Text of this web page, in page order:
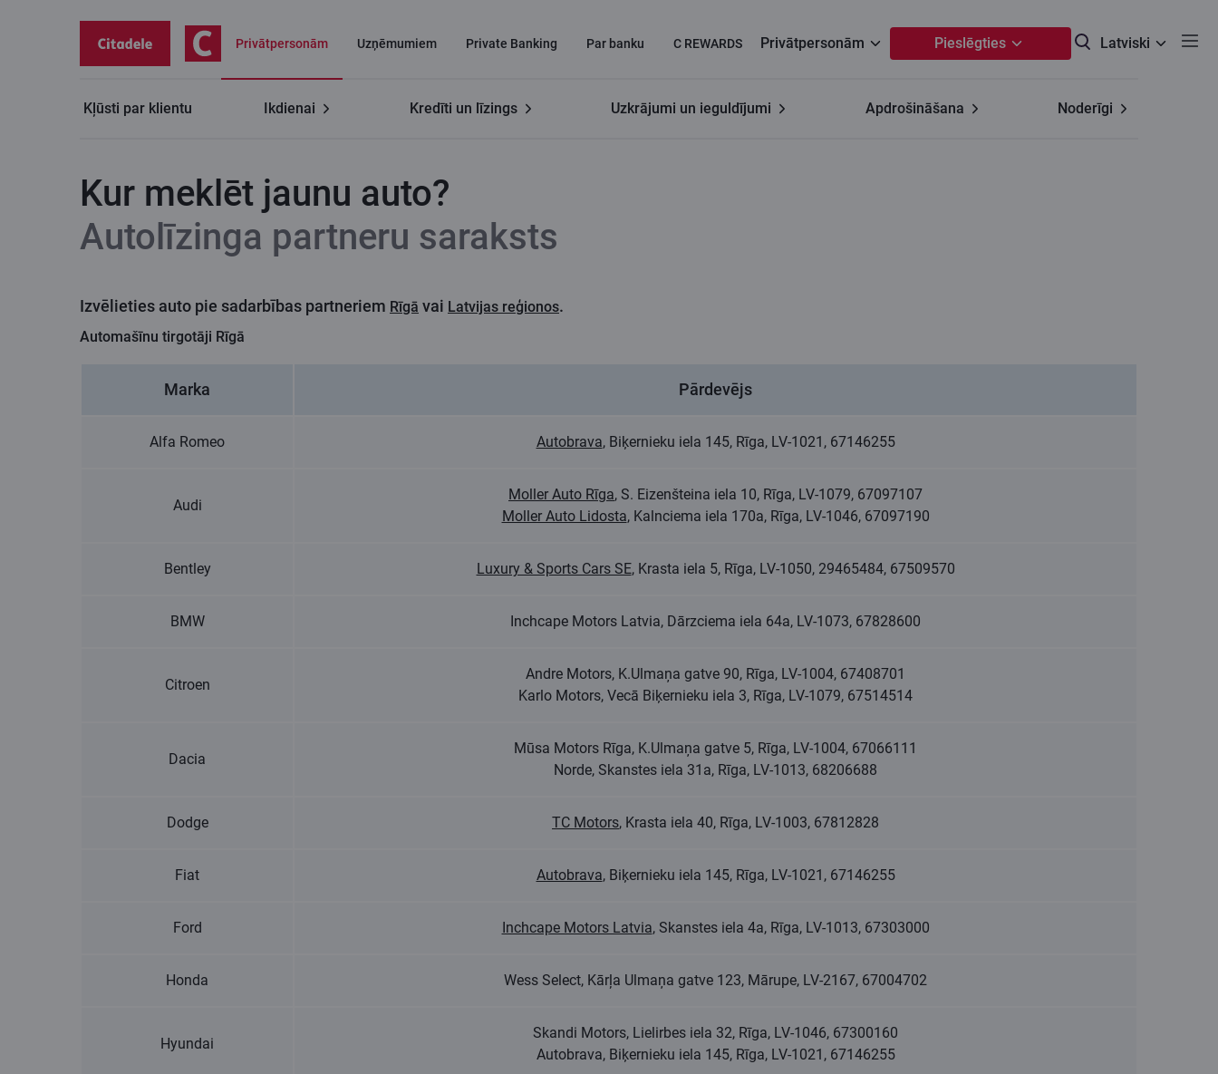
Privātpersonām Uzņēmumiem Private Banking Par banku C REWARDS Privātpersonām Pieslēgties Latviski
Kļūsti par klientu Ikdienai Kredīti un līzings Uzkrājumi un ieguldījumi Apdrošināšana Noderīgi
Kur meklēt jaunu auto?
Autolīzinga partneru saraksts
Izvēlieties auto pie sadarbības partneriem Rīgā vai Latvijas reģionos.
Automašīnu tirgotāji Rīgā
Marka Pārdevējs
Alfa Romeo Autobrava, Biķernieku iela 145, Rīga, LV-1021, 67146255
Audi
Moller Auto Rīga, S. Eizenšteina iela 10, Rīga, LV-1079, 67097107
Moller Auto Lidosta, Kalnciema iela 170a, Rīga, LV-1046, 67097190
Bentley Luxury & Sports Cars SE, Krasta iela 5, Rīga, LV-1050, 29465484, 67509570
BMW Inchcape Motors Latvia, Dārzciema iela 64a, LV-1073, 67828600
Citroen
Andre Motors, K.Ulmaņa gatve 90, Rīga, LV-1004, 67408701
Karlo Motors, Vecā Biķernieku iela 3, Rīga, LV-1079, 67514514
Dacia
Mūsa Motors Rīga, K.Ulmaņa gatve 5, Rīga, LV-1004, 67066111
Norde, Skanstes iela 31a, Rīga, LV-1013, 68206688
Dodge TC Motors, Krasta iela 40, Rīga, LV-1003, 67812828
Fiat Autobrava, Biķernieku iela 145, Rīga, LV-1021, 67146255
Ford Inchcape Motors Latvia, Skanstes iela 4a, Rīga, LV-1013, 67303000
Honda Wess Select, Kārļa Ulmaņa gatve 123, Mārupe, LV-2167, 67004702
Hyundai
Skandi Motors, Lielirbes iela 32, Rīga, LV-1046, 67300160
Autobrava, Biķernieku iela 145, Rīga, LV-1021, 67146255